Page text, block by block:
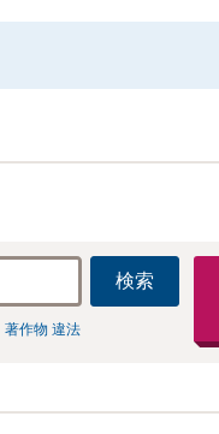
検索
著作物 違法